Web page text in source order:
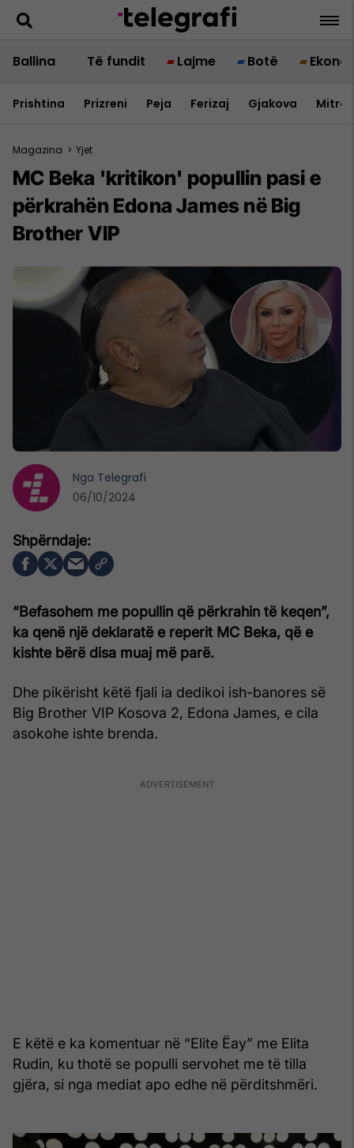
Ballina Të fundit Lajme Botë
Prishtina Prizreni Peja Ferizaj Gjakova
Magazina > Yjet
MC Beka 'kritikon' popullin pasi e
përkrahën Edona James në Big
Brother VIP
“Befasohem me popullin që përkrahin të keqen”,
ka qenë një deklaratë e reperit MC Beka, që e
kishte bërë disa muaj më parë.
Dhe pikërisht këtë fjali ia dedikoi ish-banores së
Big Brother VIP Kosova 2, Edona James, e cila
asokohe ishte brenda.
E këtë e ka komentuar në “Elite Ëay” me Elita
Rudin, ku thotë se populli servohet me të tilla
gjëra, si nga mediat apo edhe në përditshmëri.
Nga Telegrafi
06/10/2024